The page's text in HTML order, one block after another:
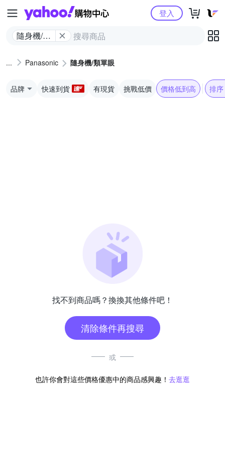
Yahoo購物中心
隨身機/類
登入
Panasonic 隨身機/類單眼
品牌 快速到貨 有現貨 挑戰低價 價格低到高 排序
找不到商品嗎？換換其他條件吧！
清除條件再搜尋
或
也許你會對這些價格優惠中的商品感興趣！ 去逛逛